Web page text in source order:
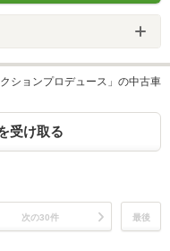
クションプロデュース」の中古車
受け取る
次の30件 最後